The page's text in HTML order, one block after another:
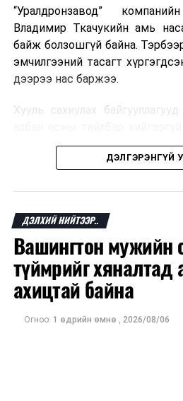
“Уралдронзавод”
Владимир Ткачукийн амь
байж болзошгүй байна.
эмчилгээний тасагт
дээрээ нас баржээ.
Хууль сахиулах
шалгах байгууллага олон
хүний амь насанд халдахыг
мэдээлжээ.
“Уралдронзавод” компани
хотод байгуулагдсан
төхөөрөмж үйлдвэрлэдэг
оны орлого 6.2 тэрбум
тэрбум рубльд хүрсэн гэж РБК
Одоогоор дэлбэрэлтийн
ДЭЛГЭРЭНГҮЙ
ДЭЛХИЙ НИЙТЭЭР..
Вашингтон мужийн
түймрийг хяналтад
ахицтай байна
Огноо: 1 өдрийн өмнө , 2026/08/06